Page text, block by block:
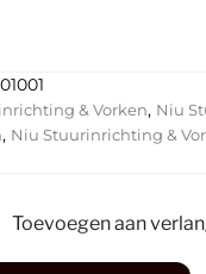
& Vorken, Niu
, Niu Stuurinrichting &
Toevoegen aan